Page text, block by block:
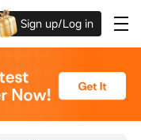
Sign up/Log in